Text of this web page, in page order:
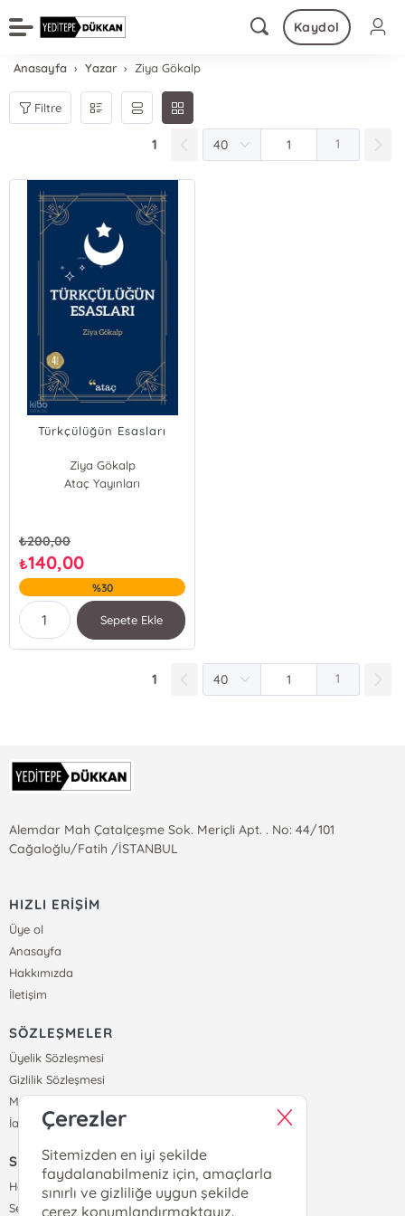
Kaydol
Anasayfa Yazar Ziya Gökalp
Filtre
1 1
Türkçülüğün Esasları
Ziya Gökalp
Ataç Yayınları
₺200,00
₺140,00
%30
Sepete Ekle
1 1
Alemdar Mah Çatalçeşme Sok. Meriçli Apt. . No: 44/101
Cağaloğlu/Fatih /İSTANBUL
HIZLI ERİŞİM
Üye ol
Anasayfa
Hakkımızda
İletişim
SÖZLEŞMELER
Üyelik Sözleşmesi
Gizlilik Sözleşmesi
Mesafeli Satış Sözleşmesi
İade ve Teslimat Koşulları
SİPARİŞ
Hesabım
Sepetim
Çerezler
Sitemizden en iyi şekilde
faydalanabilmeniz için, amaçlarla
sınırlı ve gizliliğe uygun şekilde
çerez konumlandırmaktayız.